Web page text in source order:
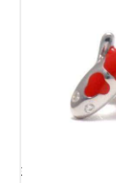
IN DEN